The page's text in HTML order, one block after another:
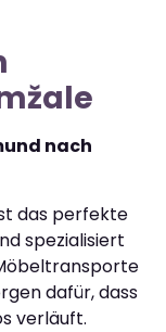
nach
das perfekte
spezialisiert
dafür, dass
verläuft.